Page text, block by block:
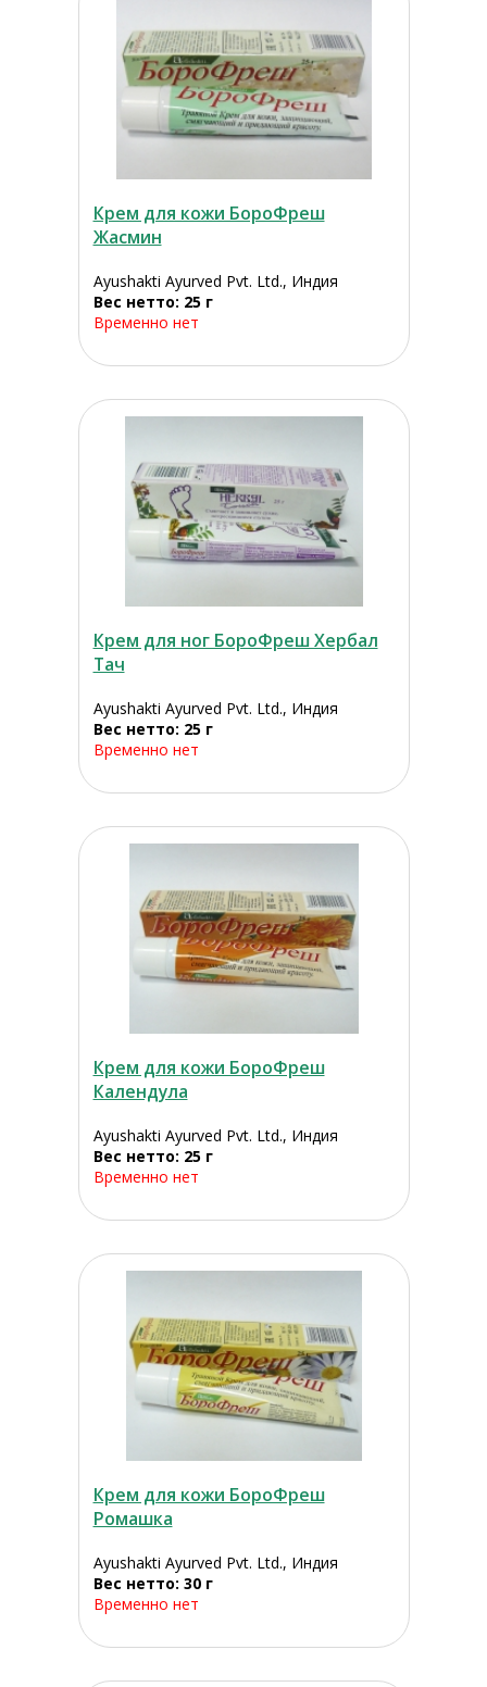
Крем для кожи БороФреш
Жасмин
Ayushakti Ayurved Pvt. Ltd., Индия
Вес нетто: 25 г
Временно нет
Крем для ног БороФреш Хербал
Тач
Ayushakti Ayurved Pvt. Ltd., Индия
Вес нетто: 25 г
Временно нет
Крем для кожи БороФреш
Календула
Ayushakti Ayurved Pvt. Ltd., Индия
Вес нетто: 25 г
Временно нет
Крем для кожи БороФреш
Ромашка
Ayushakti Ayurved Pvt. Ltd., Индия
Вес нетто: 30 г
Временно нет